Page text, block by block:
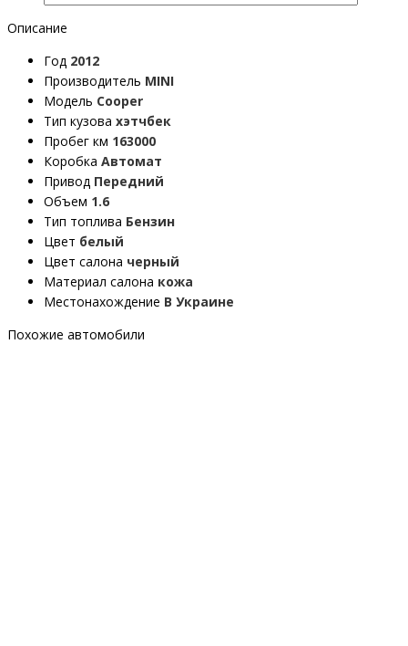
Описание
Год 2012
Производитель MINI
Модель Cooper
Тип кузова хэтчбек
Пробег км 163000
Коробка Автомат
Привод Передний
Объем 1.6
Тип топлива Бензин
Цвет белый
Цвет салона черный
Материал салона кожа
Местонахождение В Украине
Похожие автомобили